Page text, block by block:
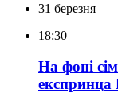
31 березня
18:30
На фоні
експринца